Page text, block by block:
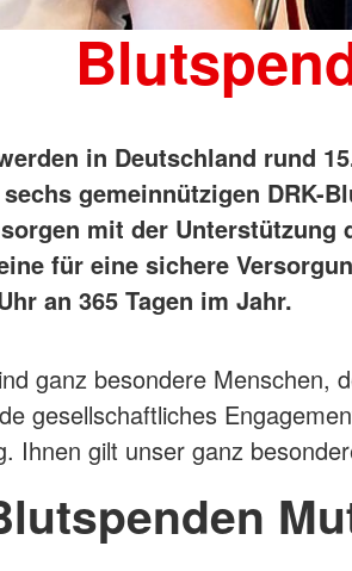
in Deutschland rund
gemeinnützigen DRK-
mit der Unterstützung
für eine sichere
an 365 Tagen im Jahr.
ganz besondere Menschen,
gesellschaftliches
Ihnen gilt unser ganz